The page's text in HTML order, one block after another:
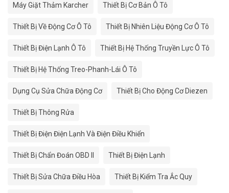
Máy Giặt Thảm Karcher Thiết Bị Cơ Bản Ô Tô
Thiết Bị Về Động Cơ Ô Tô Thiết Bị Nhiên Liệu Động Cơ Ô Tô
Thiết Bị Điện Lạnh Ô Tô Thiết Bị Hệ Thống Truyền Lực Ô Tô
Thiết Bị Hệ Thống Treo-Phanh-Lái Ô Tô
Dụng Cụ Sửa Chữa Động Cơ Thiết Bị Cho Động Cơ Diezen
Thiết Bị Thông Rửa
Thiết Bị Điện Điện Lạnh Và Điện Điều Khiển
Thiết Bị Chẩn Đoán OBD II Thiết Bị Điện Lạnh
Thiết Bị Sửa Chữa Điều Hòa Thiết Bị Kiểm Tra Ắc Quy